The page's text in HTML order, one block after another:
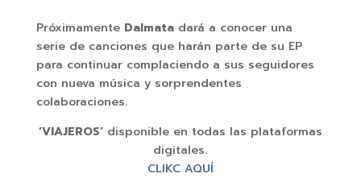
Próximamente Dalmatadará a conocer una
serie de canciones que harán parte de su EP
para continuar complaciendo a sus seguidores
con nueva música y sorprendentes
colaboraciones.
‘VIAJEROS’ disponible en todas las plataformas
digitales.
CLIKC AQUÍ